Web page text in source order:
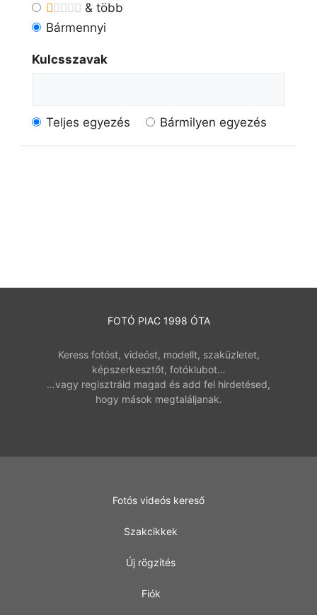
& több
Bármennyi
Kulcsszavak
Teljes egyezés Bármilyen egyezés
FOTÓ PIAC 1998 ÓTA
Keress fotóst, videóst, modellt, szaküzletet,
képszerkesztőt, fotóklubot…
…vagy regisztráld magad és add fel hirdetésed,
hogy mások megtaláljanak.
Fotós videós kereső
Szakcikkek
Új rögzítés
Fiók